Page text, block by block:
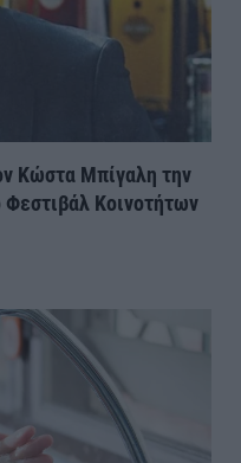
Κώστα Μπίγαλη την
Κοινοτήτων